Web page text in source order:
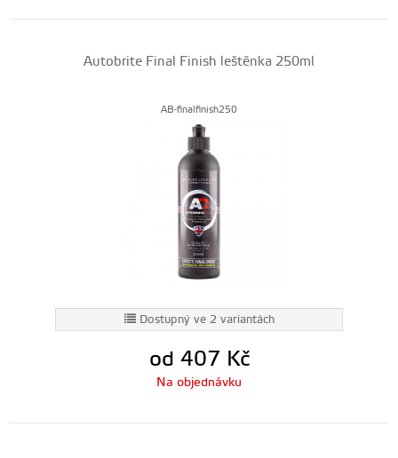
Autobrite Final Finish leštěnka 250ml
AB-finalfinish250
Dostupný ve 2 variantách
od 407 Kč
Na objednávku